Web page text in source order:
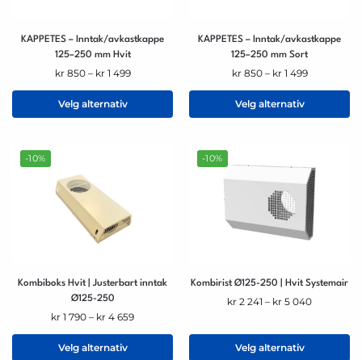
KAPPETES – Inntak/avkastkappe
125–250 mm Hvit
kr850 – kr1 499
Velg alternativ
KAPPETES – Inntak/avkastkappe
125–250 mm Sort
kr850 – kr1 499
Velg alternativ
-10%
Kombiboks Hvit | Justerbart inntak
Ø125-250
kr 1 790 – kr 4 659
Velg alternativ
-10%
Kombirist Ø125-250 | Hvit Systemair
kr 2 241 – kr 5 040
Velg alternativ